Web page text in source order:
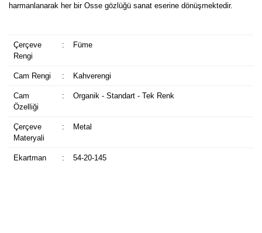
harmanlanarak her bir Osse gözlüğü sanat eserine dönüşmektedir.
Çerçeve
Rengi
: Füme
Cam Rengi : Kahverengi
Cam
Özelliği
: Organik - Standart - Tek Renk
Çerçeve
Materyali
: Metal
Ekartman : 54-20-145